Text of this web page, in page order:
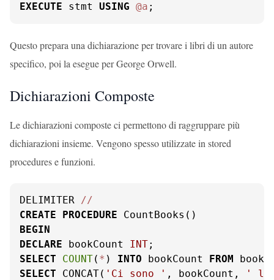
EXECUTE stmt USING @a ;
Questo prepara una dichiarazione per trovare i libri di un autore
specifico, poi la esegue per George Orwell.
Dichiarazioni Composte
Le dichiarazioni composte ci permettono di raggruppare più
dichiarazioni insieme. Vengono spesso utilizzate in stored
procedures e funzioni.
DELIMITER //
CREATE
PROCEDURE
BEGIN
DECLARE bookCount INT
SELECT
COUNT( * ) INTO bookCount FROM
SELECT CONCAT( 'Ci sono ' , bookCount,
'